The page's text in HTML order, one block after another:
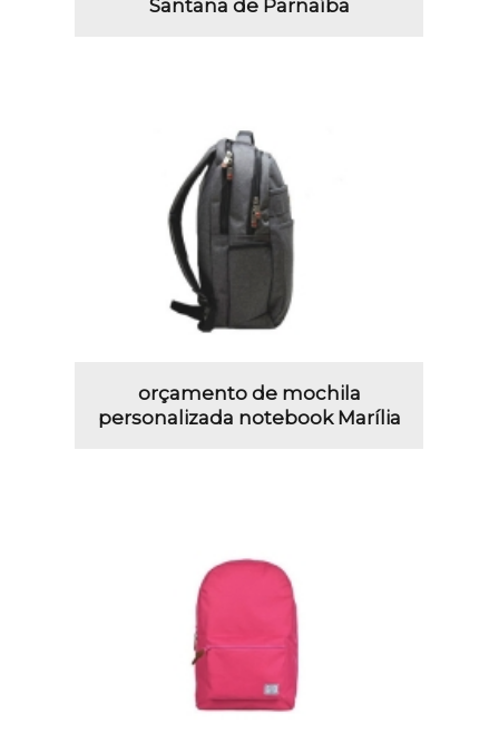
Santana de Parnaíba
orçamento de mochila
personalizada notebook Marília